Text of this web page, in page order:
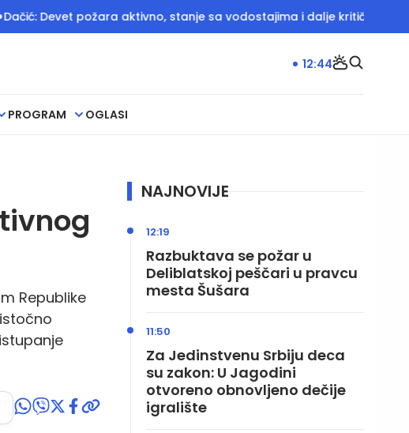
požara aktivno, stanje sa vodostajima i dalje kritično BETULA:
PROGRAM OGLASI
12:44
Republike
NAJNOVIJE
Razbuktava se požar u
Deliblatskoj peščari u pravcu
mesta Šušara
12:19
Za Jedinstvenu Srbiju deca
su zakon: U Jagodini
otvoreno obnovljeno dečije
igralište
11:50